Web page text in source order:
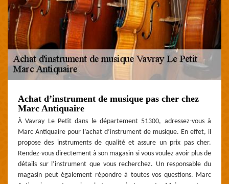
Achat d’instrument de musique pas cher chez
Marc Antiquaire
À Vavray Le Petit dans le département 51300, adressez-vous à
Marc Antiquaire pour l’achat d’instrument de musique. En effet, il
propose des instruments de qualité et assure un prix pas cher.
Rendez-vous directement à son magasin si vous voulez avoir plus de
détails sur l’instrument que vous recherchez. Un responsable du
magasin peut également répondre à toutes vos questions. Marc